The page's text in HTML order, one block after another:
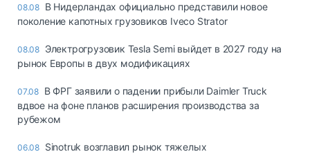
08.08 В Нидерландах официально представили новое
поколение капотных грузовиков Iveco Strator
08.08 Электрогрузовик Tesla Semi выйдет в 2027 году на
рынок Европы в двух модификациях
07.08 В ФРГ заявили о падении прибыли Daimler Truck
вдвое на фоне планов расширения производства за
рубежом
06.08 Sinotruk возглавил рынок тяжелых